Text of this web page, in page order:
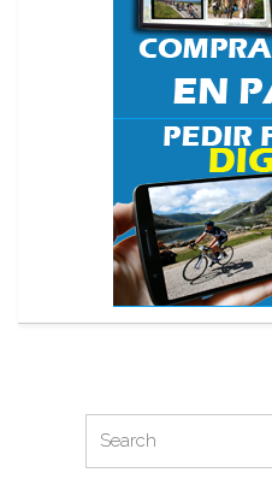
for: